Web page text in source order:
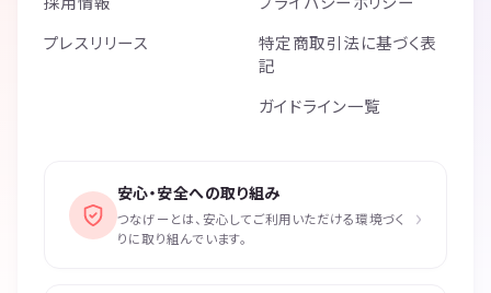
プレスリリース
特定商取引法に基づく表
記
ガイドライン一覧
安心・安全への取り組み
つなげーとは、安心してご利用いただける環境づく
りに取り組んでいます。
›